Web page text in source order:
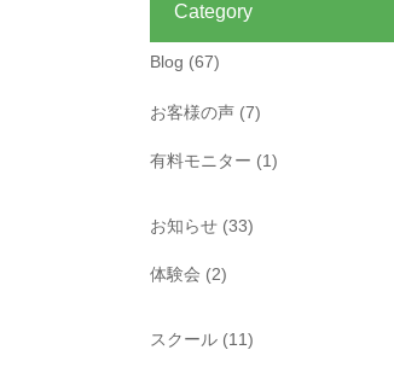
Category
Blog (67)
お客様の声 (7)
有料モニター (1)
お知らせ (33)
体験会 (2)
スクール (11)